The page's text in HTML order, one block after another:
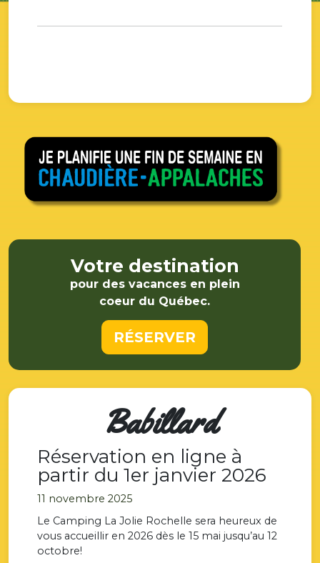
Votre destination
pour des vacances en plein
coeur du Québec.
RÉSERVER
Babillard
Réservation en ligne à
partir du 1er janvier 2026
11 novembre 2025
Le Camping La Jolie Rochelle sera heureux de
vous accueillir en 2026 dès le 15 mai jusqu’au 12
octobre!